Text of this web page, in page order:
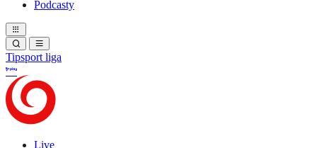
Podcasty
Tipsport liga
Live